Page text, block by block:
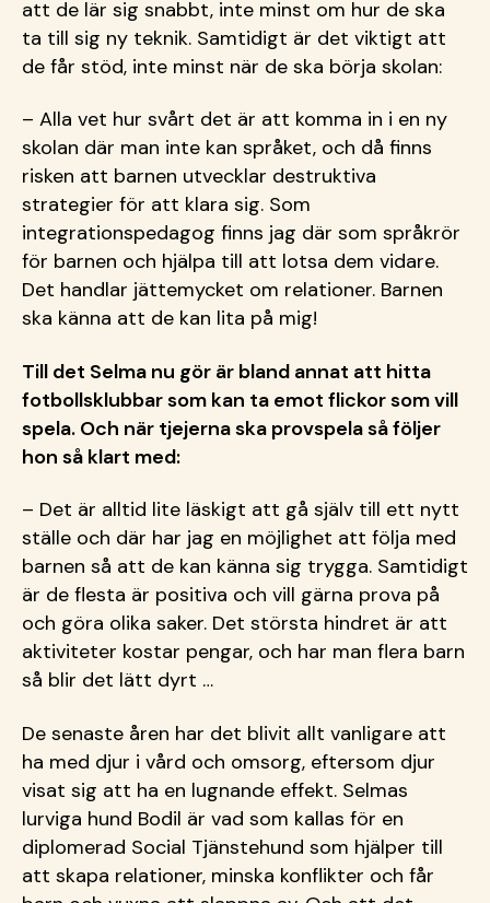
att de lär sig snabbt, inte minst om hur de ska
ta till sig ny teknik. Samtidigt är det viktigt att
de får stöd, inte minst när de ska börja skolan:
– Alla vet hur svårt det är att komma in i en ny
skolan där man inte kan språket, och då finns
risken att barnen utvecklar destruktiva
strategier för att klara sig. Som
integrationspedagog finns jag där som språkrör
för barnen och hjälpa till att lotsa dem vidare.
Det handlar jättemycket om relationer. Barnen
ska känna att de kan lita på mig!
Till det Selma nu gör är bland annat att hitta
fotbollsklubbar som kan ta emot flickor som vill
spela. Och när tjejerna ska provspela så följer
hon så klart med:
– Det är alltid lite läskigt att gå själv till ett nytt
ställe och där har jag en möjlighet att följa med
barnen så att de kan känna sig trygga. Samtidigt
är de flesta är positiva och vill gärna prova på
och göra olika saker. Det största hindret är att
aktiviteter kostar pengar, och har man flera barn
så blir det lätt dyrt …
De senaste åren har det blivit allt vanligare att
ha med djur i vård och omsorg, eftersom djur
visat sig att ha en lugnande effekt. Selmas
lurviga hund Bodil är vad som kallas för en
diplomerad Social Tjänstehund som hjälper till
att skapa relationer, minska konflikter och får